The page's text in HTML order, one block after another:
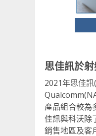
思佳訊於
2021年思佳
產品組合較為
佳訊與科沃除
銷售地區及客